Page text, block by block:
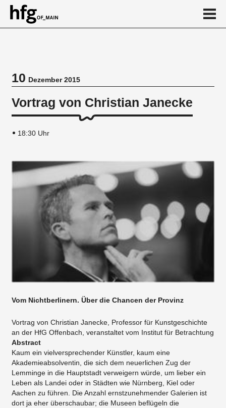
10Dezember 2015
Vortrag von Christian Janecke
18:30 Uhr
Vom Nichtberlinern. Über die Chancen der Provinz
Vortrag von Christian Janecke, Professor für Kunstgeschichte
an der HfG Offenbach, veranstaltet vom Institut für Betrachtung
Abstract
Kaum ein vielversprechender Künstler, kaum eine
Akademieabsolventin, die sich dem neuerlichen Zug der
Lemminge in die Hauptstadt verweigern würde, um lieber ein
Leben als Landei oder in Städten wie Nürnberg, Kiel oder
Aachen zu führen. Die Anzahl ernstzunehmender Galerien ist
dort ja eher überschaubar; die Museen beflügeln die